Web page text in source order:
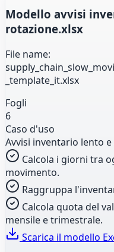
Modello avvisi
rotazione.xlsx
File name:
_template_it.xlsx
Fogli
6
Caso d'uso
Avvisi inventario lento
Calcola i giorni tra
movimento.
Raggruppa
Calcola quota del
mensile e trimestrale.
Scarica il modello